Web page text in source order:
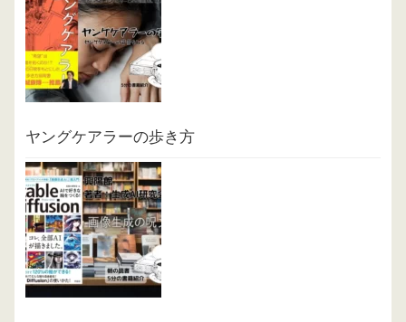
ヤングケアラーの歩き方